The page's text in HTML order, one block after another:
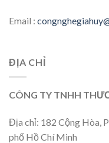
Email :
ĐỊA CHỈ
CÔNG TY TNHH
Địa chỉ: 182 Cộng Hòa,
phố Hồ Chí Minh